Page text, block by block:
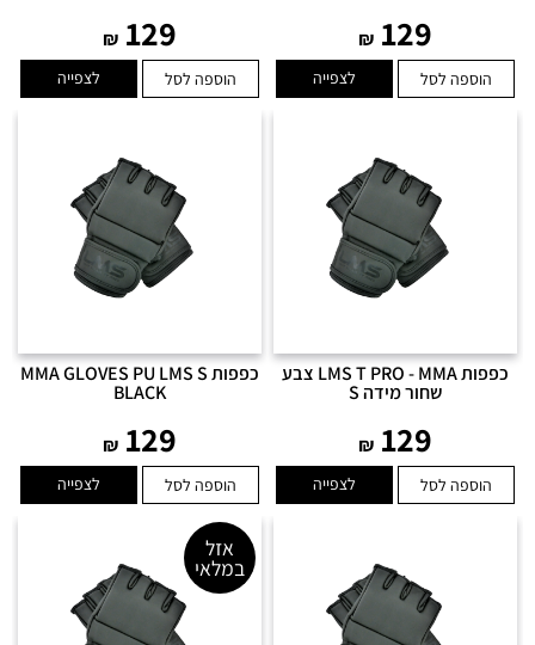
129
₪
הוספה לסל לצפייה
129
₪
הוספה לסל לצפייה
כפפות LMS T PRO - MMA צבע
שחור מידה S
129
₪
הוספה לסל לצפייה
כפפות MMA GLOVES PU LMS S
BLACK
129
₪
הוספה לסל לצפייה
אזל
במלאי